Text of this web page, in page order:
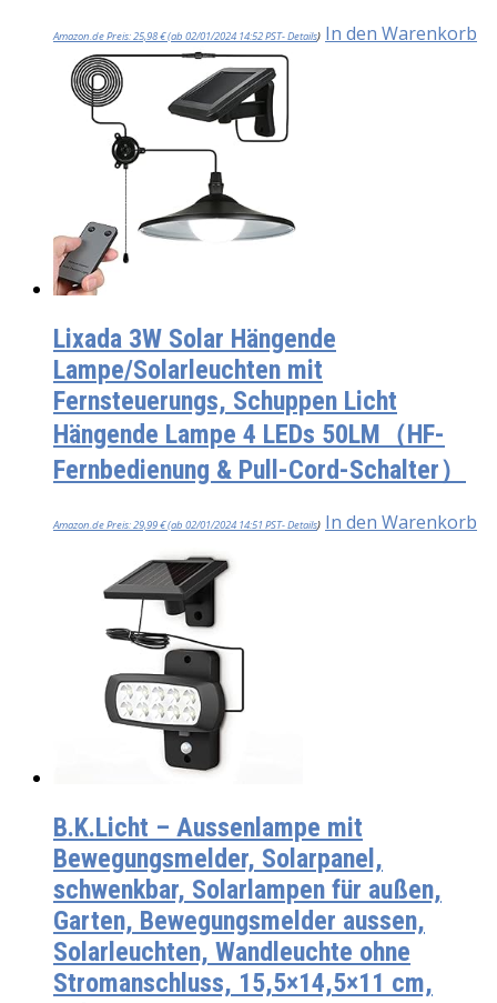
Amazon.de Preis:25,98€(ab 02/01/2024 14:52 PST-Details) In den Warenkorb
Lixada 3W Solar Hängende
Lampe/Solarleuchten mit
Fernsteuerungs, Schuppen Licht
Hängende Lampe 4 LEDs 50LM（HF-
Fernbedienung & Pull-Cord-Schalter）
Amazon.de Preis:29,99€(ab 02/01/2024 14:51 PST-Details) In den Warenkorb
B.K.Licht – Aussenlampe mit
Bewegungsmelder, Solarpanel,
schwenkbar, Solarlampen für außen,
Garten, Bewegungsmelder aussen,
Solarleuchten, Wandleuchte ohne
Stromanschluss, 15,5×14,5×11 cm,